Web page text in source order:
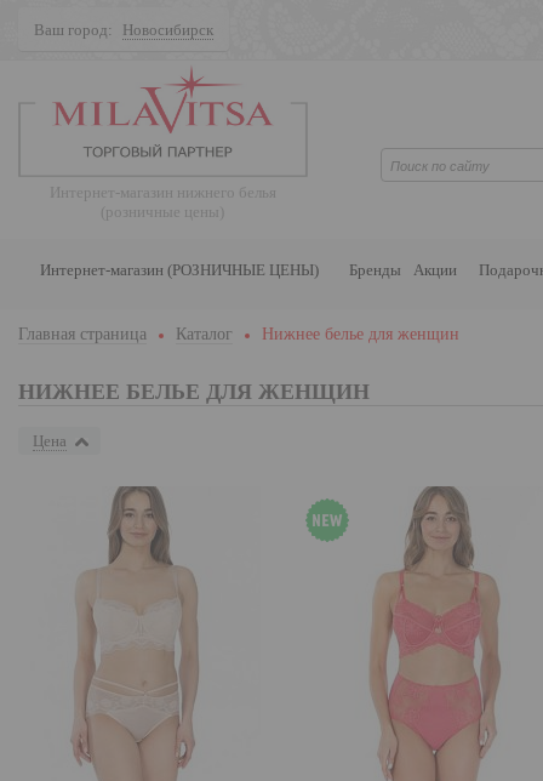
Ваш город: Новосибирск
Интернет-магазин нижнего белья
(розничные цены)
Интернет-магазин (РОЗНИЧНЫЕ ЦЕНЫ) Бренды Акции
Главная страница Каталог Нижнее белье для женщин
НИЖНЕЕ БЕЛЬЕ ДЛЯ ЖЕНЩИН
Цена